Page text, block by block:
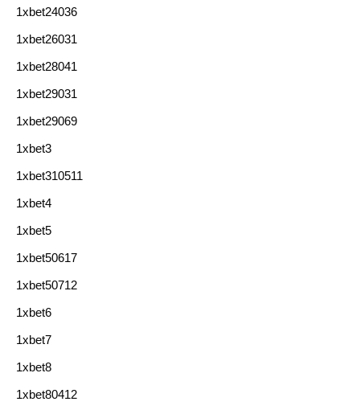
1xbet24036
1xbet26031
1xbet28041
1xbet29031
1xbet29069
1xbet3
1xbet310511
1xbet4
1xbet5
1xbet50617
1xbet50712
1xbet6
1xbet7
1xbet8
1xbet80412